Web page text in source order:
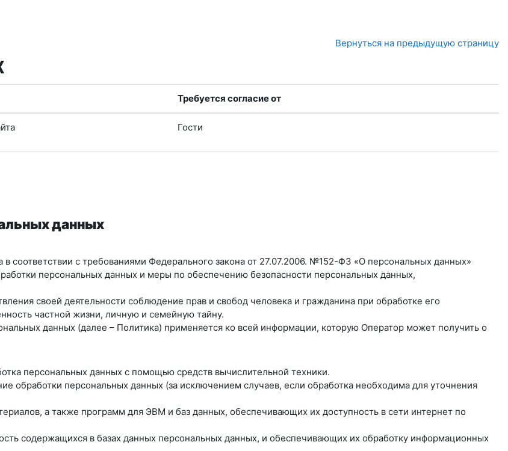
Вернуться на предыдущую страницу
Требуется согласие от
Гости
данных
соответствии с требованиями Федерального закона от 27.07.2006. №152-ФЗ «О персональных данных»
персональных данных и меры по обеспечению безопасности персональных данных,
своей деятельности соблюдение прав и свобод человека и гражданина при обработке его
частной жизни, личную и семейную тайну.
данных (далее – Политика) применяется ко всей информации, которую Оператор может получить о
персональных данных с помощью средств вычислительной техники.
обработки персональных данных (за исключением случаев, если обработка необходима для уточнения
а также программ для ЭВМ и баз данных, обеспечивающих их доступность в сети интернет по
содержащихся в базах данных персональных данных, и обеспечивающих их обработку информационных